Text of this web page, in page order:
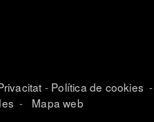
- Política de cookies -
- Mapa web